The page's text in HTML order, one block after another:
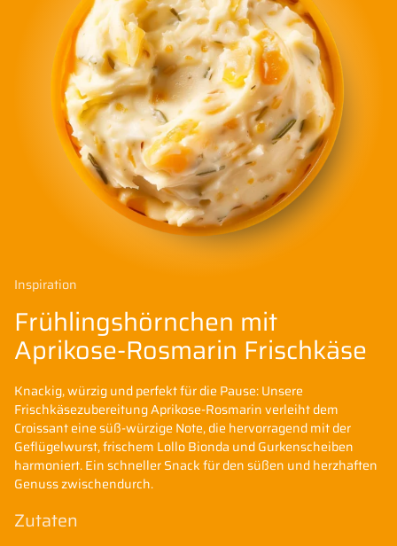
Inspiration
Frühlingshörnchen mit
Aprikose-Rosmarin Frischkäse
Knackig, würzig und perfekt für die Pause: Unsere
Frischkäsezubereitung Aprikose-Rosmarin verleiht dem
Croissant eine süß-würzige Note, die hervorragend mit der
Geflügelwurst, frischem Lollo Bionda und Gurkenscheiben
harmoniert. Ein schneller Snack für den süßen und herzhaften
Genuss zwischendurch.
Zutaten